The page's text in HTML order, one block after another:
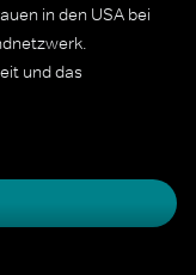
in den USA bei
und das